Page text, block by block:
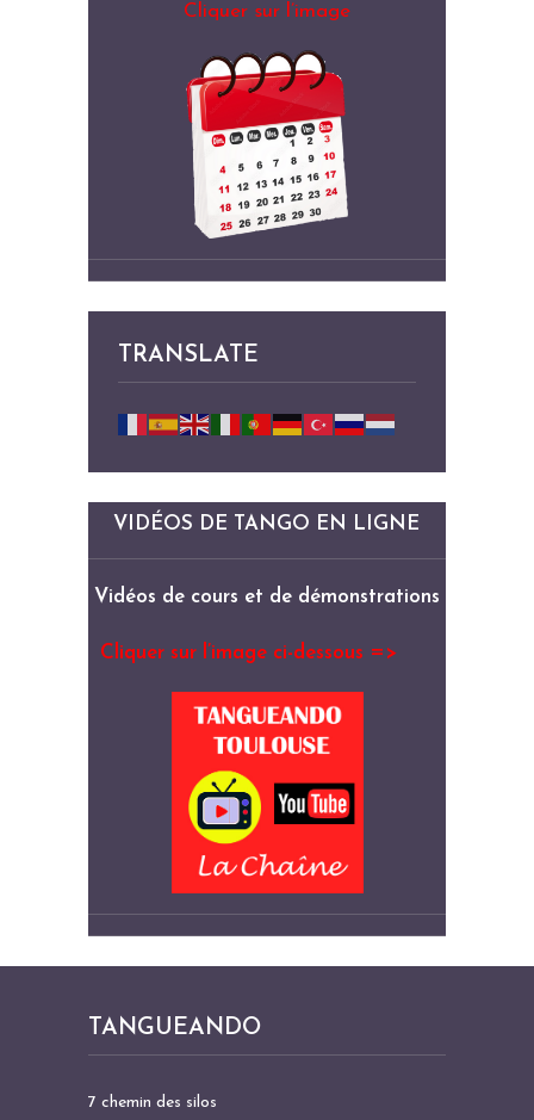
Cliquer sur l’image
TRANSLATE
VIDÉOS DE TANGO EN LIGNE
Vidéos de cours et de démonstrations
Cliquer sur l’image ci-dessous =>
TANGUEANDO
7 chemin des silos